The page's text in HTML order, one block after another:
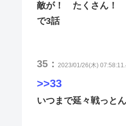
敵が！ たくさん！
で3話
35： 2023/01/26(木)
>>33
いつまで延々戦っと